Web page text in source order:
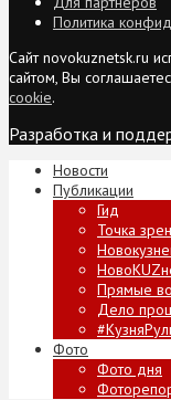
Политика
Сайт novokuznetsk.ru
сайтом, Вы
cookie.
Разработка и
Новости
Публикации
Гид
Точка
Прямые
Дело
Фото
Фото дня